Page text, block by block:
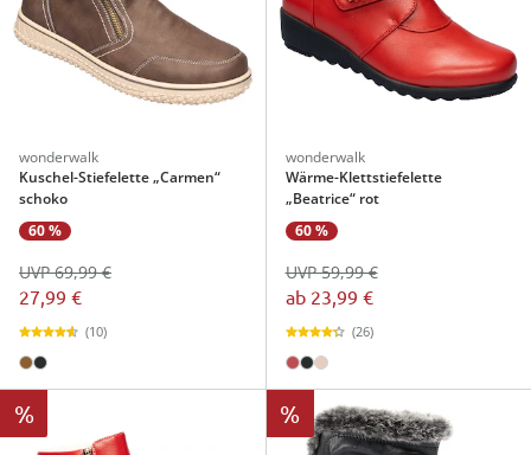
wonderwalk
Kuschel-Stiefelette „Carmen“
schoko
60 %
27,99 €
UVP 69,99 €
(10)
wonderwalk
Wärme-Klettstiefelette
„Beatrice“ rot
60 %
ab 23,99 €
UVP 59,99 €
(26)
% %